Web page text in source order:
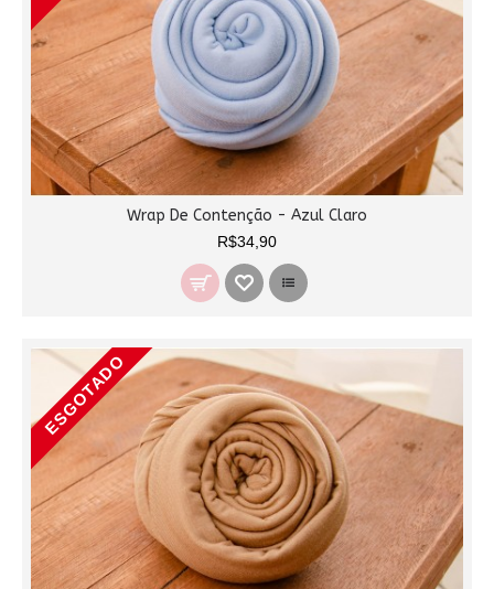
Wrap De Contenção - Azul Claro
R$34,90
ESGOTADO